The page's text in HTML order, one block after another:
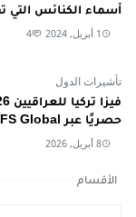
أسماء الكنائس التي
1 أبريل, 2024 4
تأشيرات الدول
حصريًا عبر VFS Global مع الروابط الرسمية
8 أبريل, 2026
الأقسام